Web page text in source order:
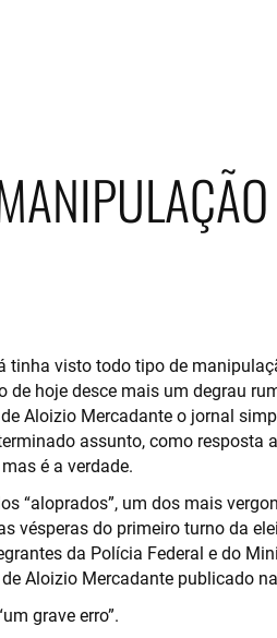
tinha visto todo tipo de
de hoje desce mais um degrau
Aloizio Mercadante o jornal
assunto, como resposta
é a verdade.
“aloprados”, um dos mais
vésperas do primeiro turno da
da Polícia Federal e do
Aloizio Mercadante publicado
grave erro”.